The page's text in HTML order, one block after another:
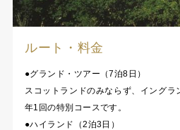
ルート・料金
●グランド・ツアー（7泊8日）
スコットランドのみならず、イングラ
年1回の特別コースです。
●ハイランド（2泊3日）